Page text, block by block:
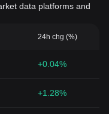
data platforms and
24h chg (%)
+0.04%
+1.28%